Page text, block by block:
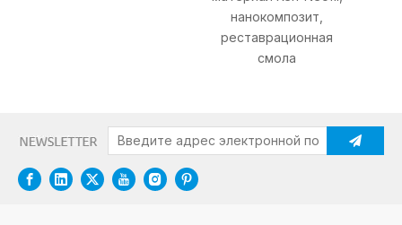
нанокомпозит,
реставрационная
смола